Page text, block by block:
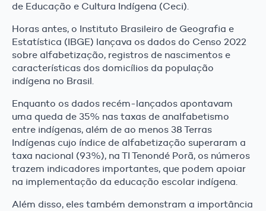
de Educação e Cultura Indígena (Ceci).
Horas antes, o Instituto Brasileiro de Geografia e
Estatística (IBGE) lançava os dados do Censo 2022
sobre alfabetização, registros de nascimentos e
características dos domicílios da população
indígena no Brasil.
Enquanto os dados recém-lançados apontavam
uma queda de 35% nas taxas de analfabetismo
entre indígenas, além de ao menos 38 Terras
Indígenas cujo índice de alfabetização superaram a
taxa nacional (93%), na TI Tenondé Porã, os números
trazem indicadores importantes, que podem apoiar
na implementação da educação escolar indígena.
Além disso, eles também demonstram a importância